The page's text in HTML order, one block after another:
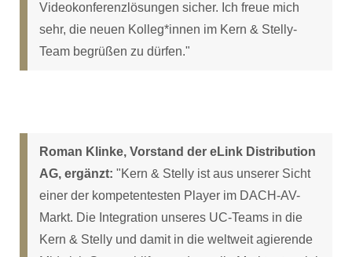
Videokonferenzlösungen sicher. Ich freue mich
sehr, die neuen Kolleg*innen im Kern & Stelly-
Team begrüßen zu dürfen."
Roman Klinke, Vorstand der eLink Distribution
AG, ergänzt: "Kern & Stelly ist aus unserer Sicht
einer der kompetentesten Player im DACH-AV-
Markt. Die Integration unseres UC-Teams in die
Kern & Stelly und damit in die weltweit agierende